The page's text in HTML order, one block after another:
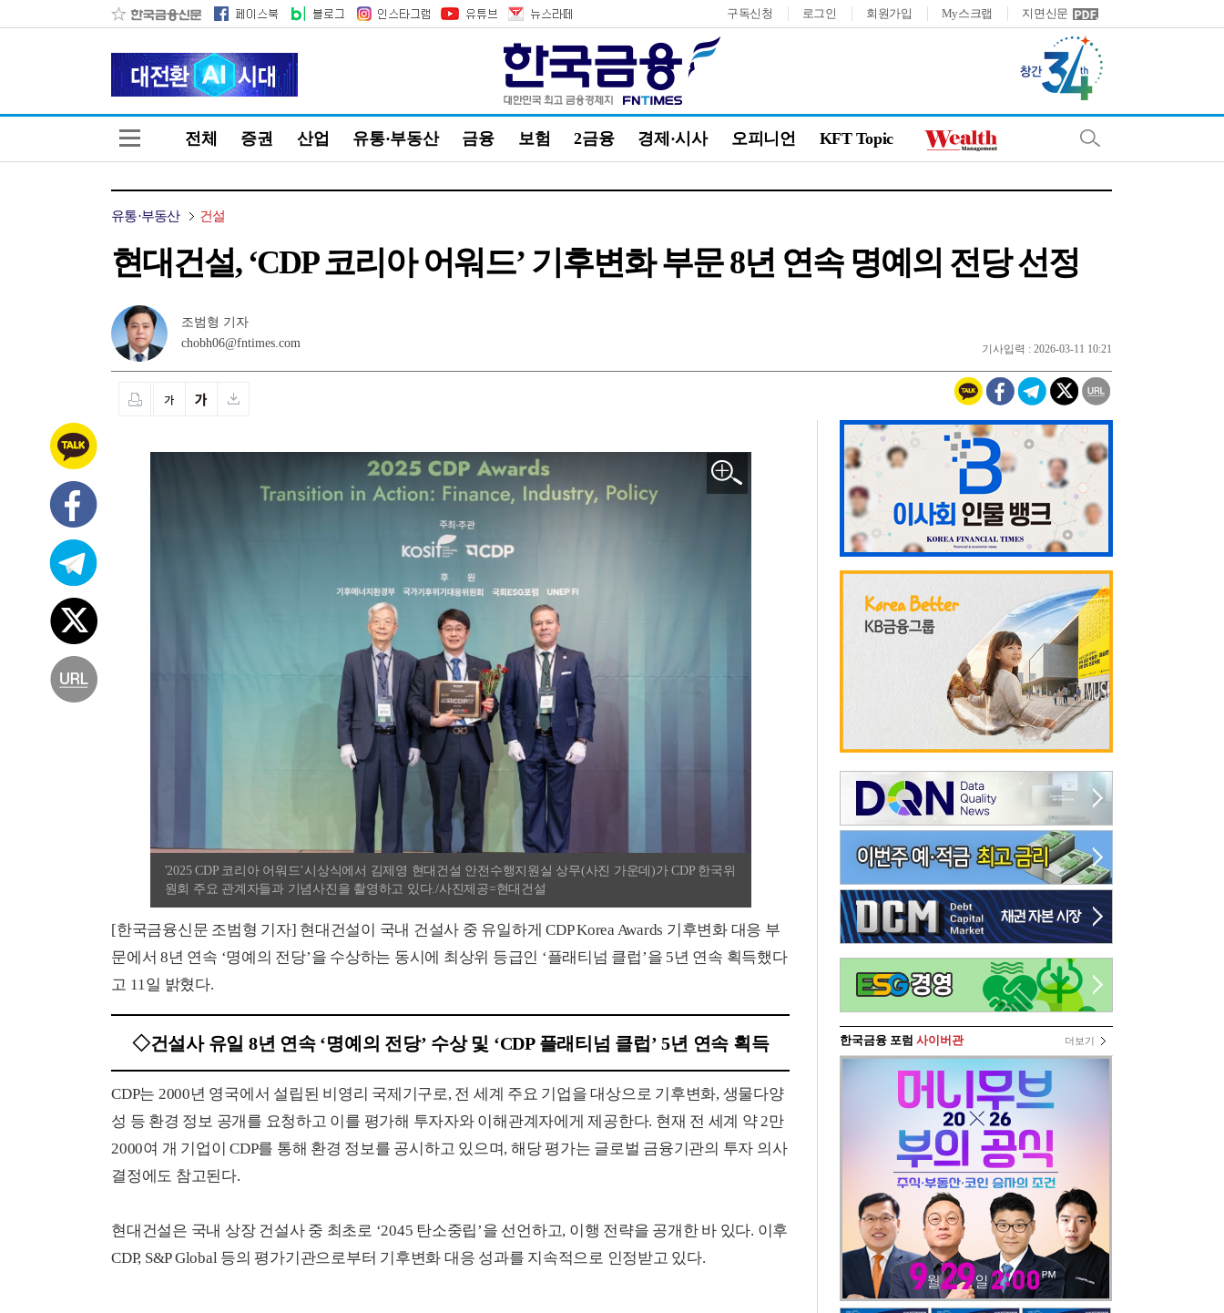
구독신청 로그인 회원가입 My스크랩 지면신문
전체 증권 산업 유통·부동산 금융 보험 2금융 경제·시사 오피니언 KFT Topic
유통·부동산 건설
현대건설, ‘CDP 코리아 어워드’ 기후변화 부문 8년 연속 명예의 전당 선정
조범형 기자
chobh06@fntimes.com
기사입력 : 2026-03-11 10:21
'2025 CDP 코리아 어워드’시상식에서 김제영 현대건설 안전수행지원실 상무(사진 가운데)가 CDP 한국위
원회 주요 관계자들과 기념사진을 촬영하고 있다./사진제공=현대건설
[한국금융신문 조범형 기자] 현대건설이 국내 건설사 중 유일하게 CDP Korea Awards 기후변화 대응 부
문에서 8년 연속 ‘명예의 전당’을 수상하는 동시에 최상위 등급인 ‘플래티넘 클럽’을 5년 연속 획득했다
고 11일 밝혔다.
◇건설사 유일 8년 연속 ‘명예의 전당’ 수상 및 ‘CDP 플래티넘 클럽’ 5년 연속 획득
CDP는 2000년 영국에서 설립된 비영리 국제기구로, 전 세계 주요 기업을 대상으로 기후변화, 생물다양
성 등 환경 정보 공개를 요청하고 이를 평가해 투자자와 이해관계자에게 제공한다. 현재 전 세계 약 2만
2000여 개 기업이 CDP를 통해 환경 정보를 공시하고 있으며, 해당 평가는 글로벌 금융기관의 투자 의사
결정에도 참고된다.
현대건설은 국내 상장 건설사 중 최초로 ‘2045 탄소중립’을 선언하고, 이행 전략을 공개한 바 있다. 이후
CDP, S&P Global 등의 평가기관으로부터 기후변화 대응 성과를 지속적으로 인정받고 있다.
한국금융 포럼 사이버관 더보기